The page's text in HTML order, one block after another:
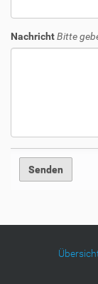
NachrichtBitte